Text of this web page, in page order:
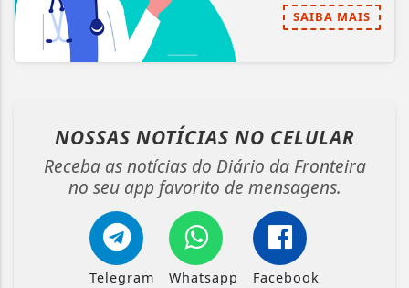
SAIBA MAIS
NOSSAS NOTÍCIAS NO CELULAR
Receba as notícias do Diário da Fronteira
no seu app favorito de mensagens.
Telegram Whatsapp Facebook